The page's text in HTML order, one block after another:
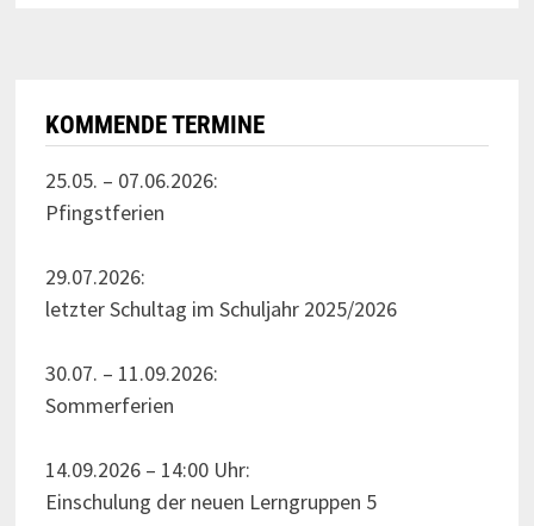
KOMMENDE TERMINE
25.05. – 07.06.2026:
Pfingstferien
29.07.2026:
letzter Schultag im Schuljahr 2025/2026
30.07. – 11.09.2026:
Sommerferien
14.09.2026 – 14:00 Uhr:
Einschulung der neuen Lerngruppen 5